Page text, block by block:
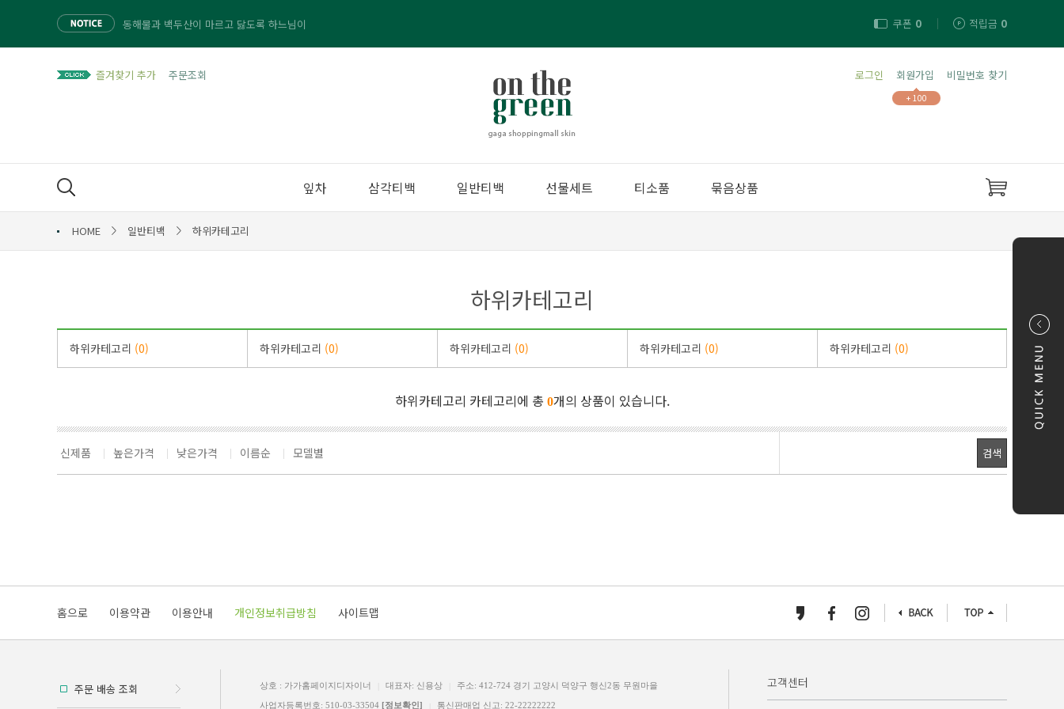
동해물과 백두산이 마르고 닳도록 하느님이
동해물과 백두산이 마르고 닳도록 하느님이
동해물과 백두산이 마르고 닳도록 하느님이
적립금 0
쿠폰 0
즐겨찾기 추가 주문조회 비밀번호 찾기
회원가입
+ 100
로그인
잎차 삼각티백 일반티백 선물세트 티소품 묶음상품
HOME 일반티백 하위카테고리
하위카테고리
하위카테고리 (0) 하위카테고리 (0) 하위카테고리 (0) 하위카테고리 (0) 하위카테고리 (0)
하위카테고리 카테고리에 총 0개의 상품이 있습니다.
신제품 높은가격 낮은가격 이름순 모델별 검색
홈으로 이용약관 이용안내 개인정보취급방침 사이트맵
주문 배송 조회 상호 : 가가홈페이지디자이너 대표자: 신용상 주소: 412-724 경기 고양시 덕양구 행신2동 무원마을
사업자등록번호: 510-03-33504 [정보확인] 통신판매업 신고: 22-22222222
고객센터